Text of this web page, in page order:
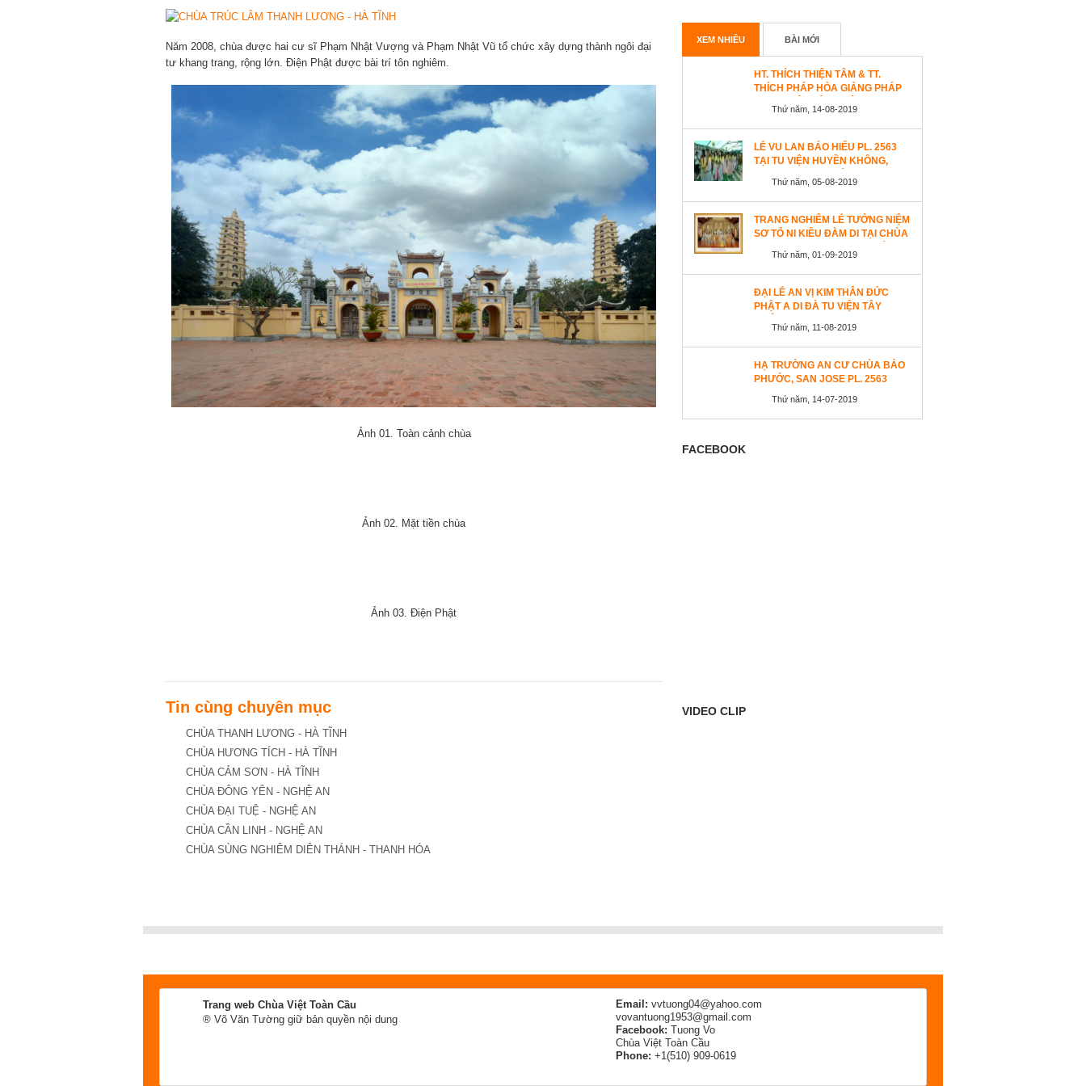
Năm 2008, chùa được hai cư sĩ Phạm Nhật Vượng và Phạm Nhật Vũ tổ chức xây dựng thành ngôi đại
tư khang trang, rộng lớn. Điện Phật được bài trí tôn nghiêm.
Ảnh 01. Toàn cảnh chùa
Ảnh 02. Mặt tiền chùa
Ảnh 03. Điện Phật
Tin cùng chuyên mục
CHÙA THANH LƯƠNG - HÀ TĨNH
CHÙA HƯƠNG TÍCH - HÀ TĨNH
CHÙA CẢM SƠN - HÀ TĨNH
CHÙA ĐÔNG YÊN - NGHỆ AN
CHÙA ĐẠI TUỆ - NGHỆ AN
CHÙA CẦN LINH - NGHỆ AN
CHÙA SÙNG NGHIÊM DIÊN THÁNH - THANH HÓA
XEM NHIỀU BÀI MỚI
HT. THÍCH THIỆN TÂM & TT.
THÍCH PHÁP HÒA GIẢNG PHÁP
WESTLOCK, CANADA
Thứ năm, 14-08-2019
LỄ VU LAN BÁO HIẾU PL. 2563
TẠI TU VIỆN HUYỀN KHÔNG,
Thứ năm, 05-08-2019
TRANG NGHIÊM LỄ TƯỞNG NIỆM
SƠ TỔ NI KIỀU ĐÀM DI TẠI CHÙA
Thứ năm, 01-09-2019
ĐẠI LỄ AN VỊ KIM THÂN ĐỨC
PHẬT A DI ĐÀ TU VIỆN TÂY
Thứ năm, 11-08-2019
HẠ TRƯỜNG AN CƯ CHÙA BẢO
PHƯỚC, SAN JOSE PL. 2563
Thứ năm, 14-07-2019
FACEBOOK
VIDEO CLIP
Trang web Chùa Việt Toàn Cầu
® Võ Văn Tường giữ bản quyền nội dung
Email: vvtuong04@yahoo.com
vovantuong1953@gmail.com
Facebook: Tuong Vo
Chùa Việt Toàn Cầu
Phone: +1(510) 909-0619